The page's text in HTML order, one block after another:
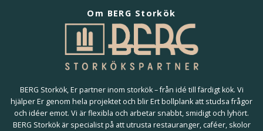
Om BERG Storkök
BERG Storkök, Er partner inom storkök – från idé till färdigt kök. Vi
hjälper Er genom hela projektet och blir Ert bollplank att studsa frågor
och idéer emot. Vi är flexibla och arbetar snabbt, smidigt och lyhört.
BERG Storkök är specialist på att utrusta restauranger, caféer, skolor